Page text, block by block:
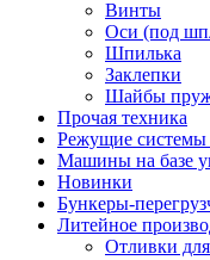
Винты
Оси (под
Шпилька
Заклепки
Шайбы
Прочая техника
Режущие системы
Машины на базе
Новинки
Бункеры-
Литейное
Отливки для